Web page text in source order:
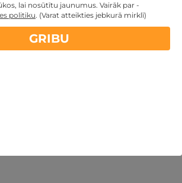
un administrācijasmaksas
atmaksas garantija
lai nosūtītu jaunumus. Vairāk par -
politiku. (Varat atteikties jebkurā mirklī)
GRIBU